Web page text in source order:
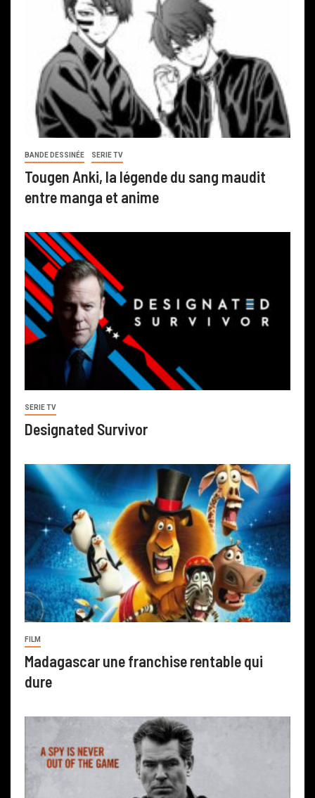
BANDE DESSINÉE SERIE TV
Tougen Anki, la légende du sang maudit
entre manga et anime
SERIE TV
Designated Survivor
FILM
Madagascar une franchise rentable qui
dure